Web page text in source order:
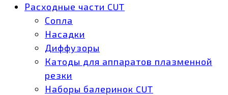
Расходные части CUT
Сопла
Насадки
Диффузоры
Катоды для аппаратов плазменной
резки
Наборы балеринок CUT